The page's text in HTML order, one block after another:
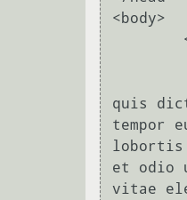
<body>
quis
tempor
lobortis
et odio
vitae